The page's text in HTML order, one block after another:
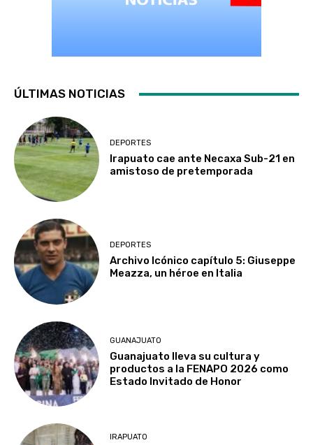
ÚLTIMAS NOTICIAS
DEPORTES
Irapuato cae ante Necaxa Sub-21 en
amistoso de pretemporada
DEPORTES
Archivo Icónico capítulo 5: Giuseppe
Meazza, un héroe en Italia
GUANAJUATO
Guanajuato lleva su cultura y
productos a la FENAPO 2026 como
Estado Invitado de Honor
IRAPUATO